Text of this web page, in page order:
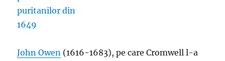
John Owen (1616-1683), pe care Cromwell l-a